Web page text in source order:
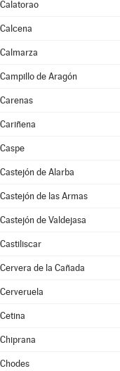
Calatorao
Calcena
Calmarza
Campillo de Aragón
Carenas
Cariñena
Caspe
Castejón de Alarba
Castejón de las Armas
Castejón de Valdejasa
Castiliscar
Cervera de la Cañada
Cerveruela
Cetina
Chiprana
Chodes